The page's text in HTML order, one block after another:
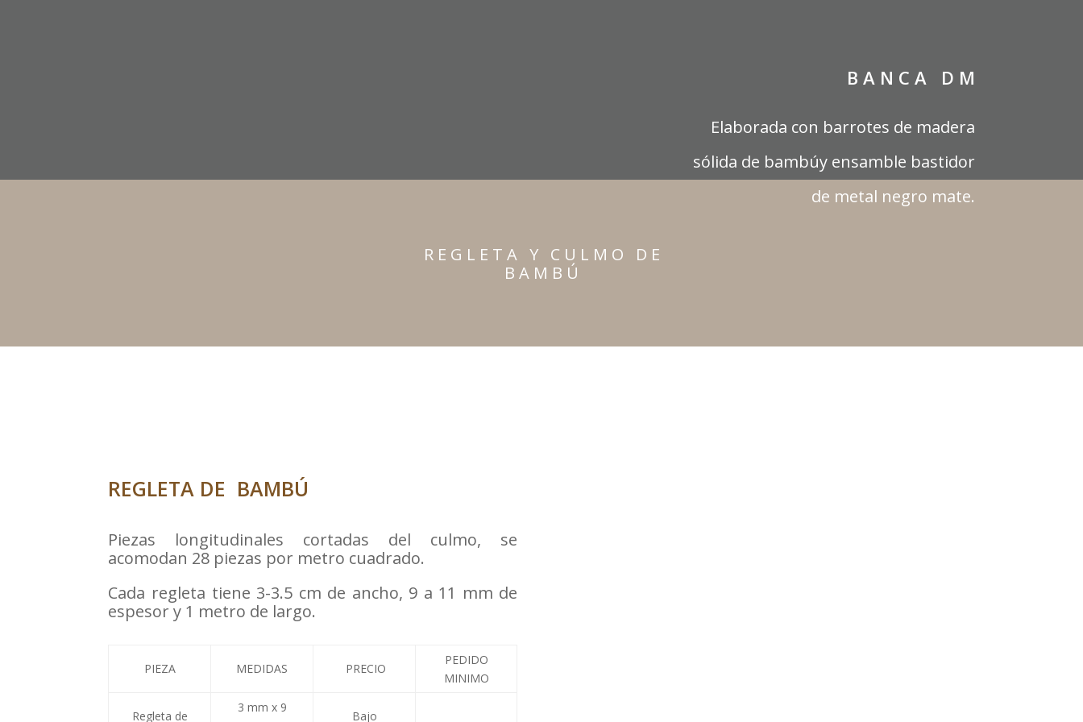
B A N C A D M
Elaborada con barrotes de madera
sólida de bambúy ensamble bastidor
de metal negro mate.
R E G L E T A Y C U L M O D E
B A M B Ú
REGLETA DE BAMBÚ
Piezas longitudinales cortadas del culmo, se
acomodan 28 piezas por metro cuadrado.
Cada regleta tiene 3-3.5 cm de ancho, 9 a 11 mm de
espesor y 1 metro de largo.
PIEZA MEDIDAS PRECIO
PEDIDO
MINIMO
Regleta de
3 mm x 9
Bajo